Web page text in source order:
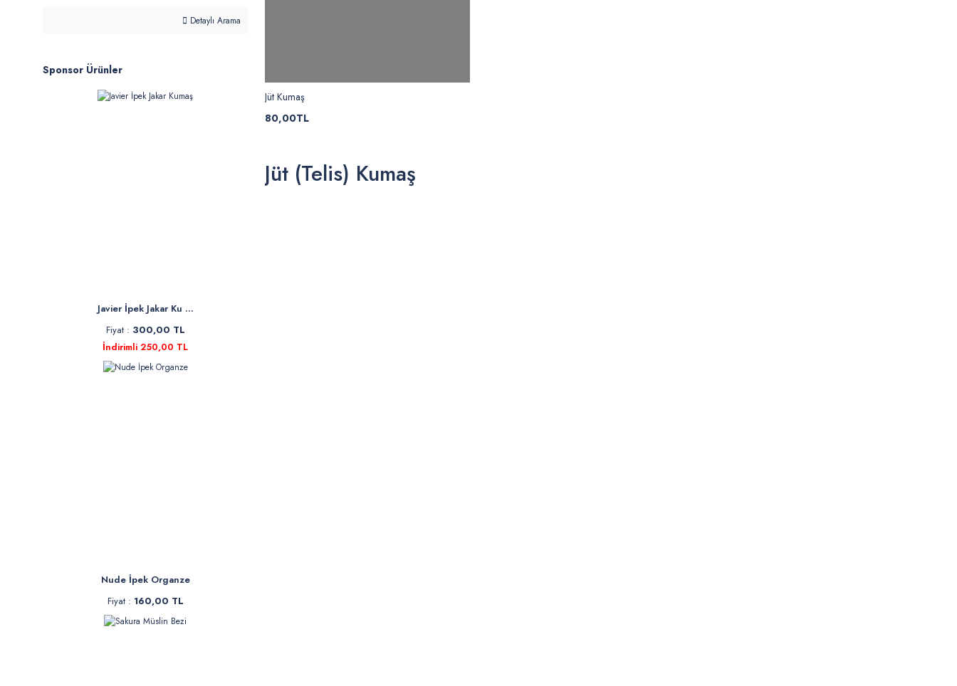
Detaylı Arama
Sponsor Ürünler
Javier İpek Jakar Ku ...
Fiyat : 300,00 TL
İndirimli 250,00 TL
Nude İpek Organze
Fiyat : 160,00 TL
Jüt Kumaş
80,00TL
Jüt (Telis) Kumaş